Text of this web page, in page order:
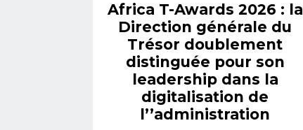
Africa T-Awards 2026 : la
Direction générale du
Trésor doublement
distinguée pour son
leadership dans la
digitalisation de
l’’administration